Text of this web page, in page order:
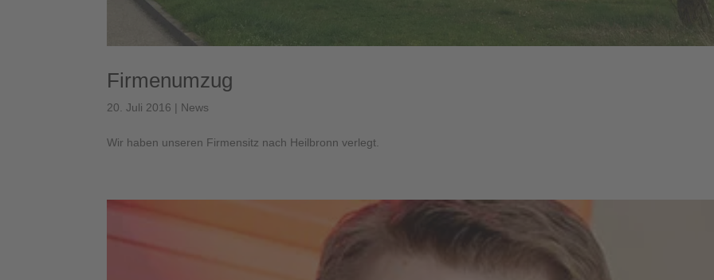
Firmenumzug
20. Juli 2016 | News
Wir haben unseren Firmensitz nach Heilbronn verlegt.